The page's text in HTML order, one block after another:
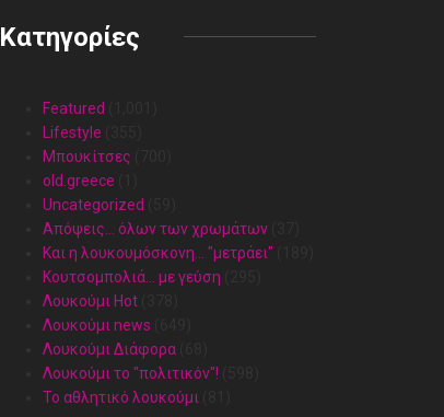
Κατηγορίες
Featured
Lifestyle
Mπουκίτσες
old.greece
Uncategorized
Απόψεις… όλων των χρωμάτων
Και η λουκουμόσκονη… "μετράει"
Κουτσομπολιά… με γεύση
Λουκούμι Hot
Λουκούμι news
Λουκούμι Διάφορα
Λουκούμι το "πολιτικόν"!
Το αθλητικό λουκούμι